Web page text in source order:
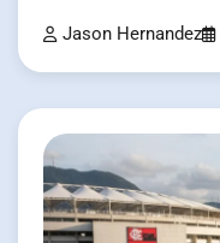
Jason Hernandez